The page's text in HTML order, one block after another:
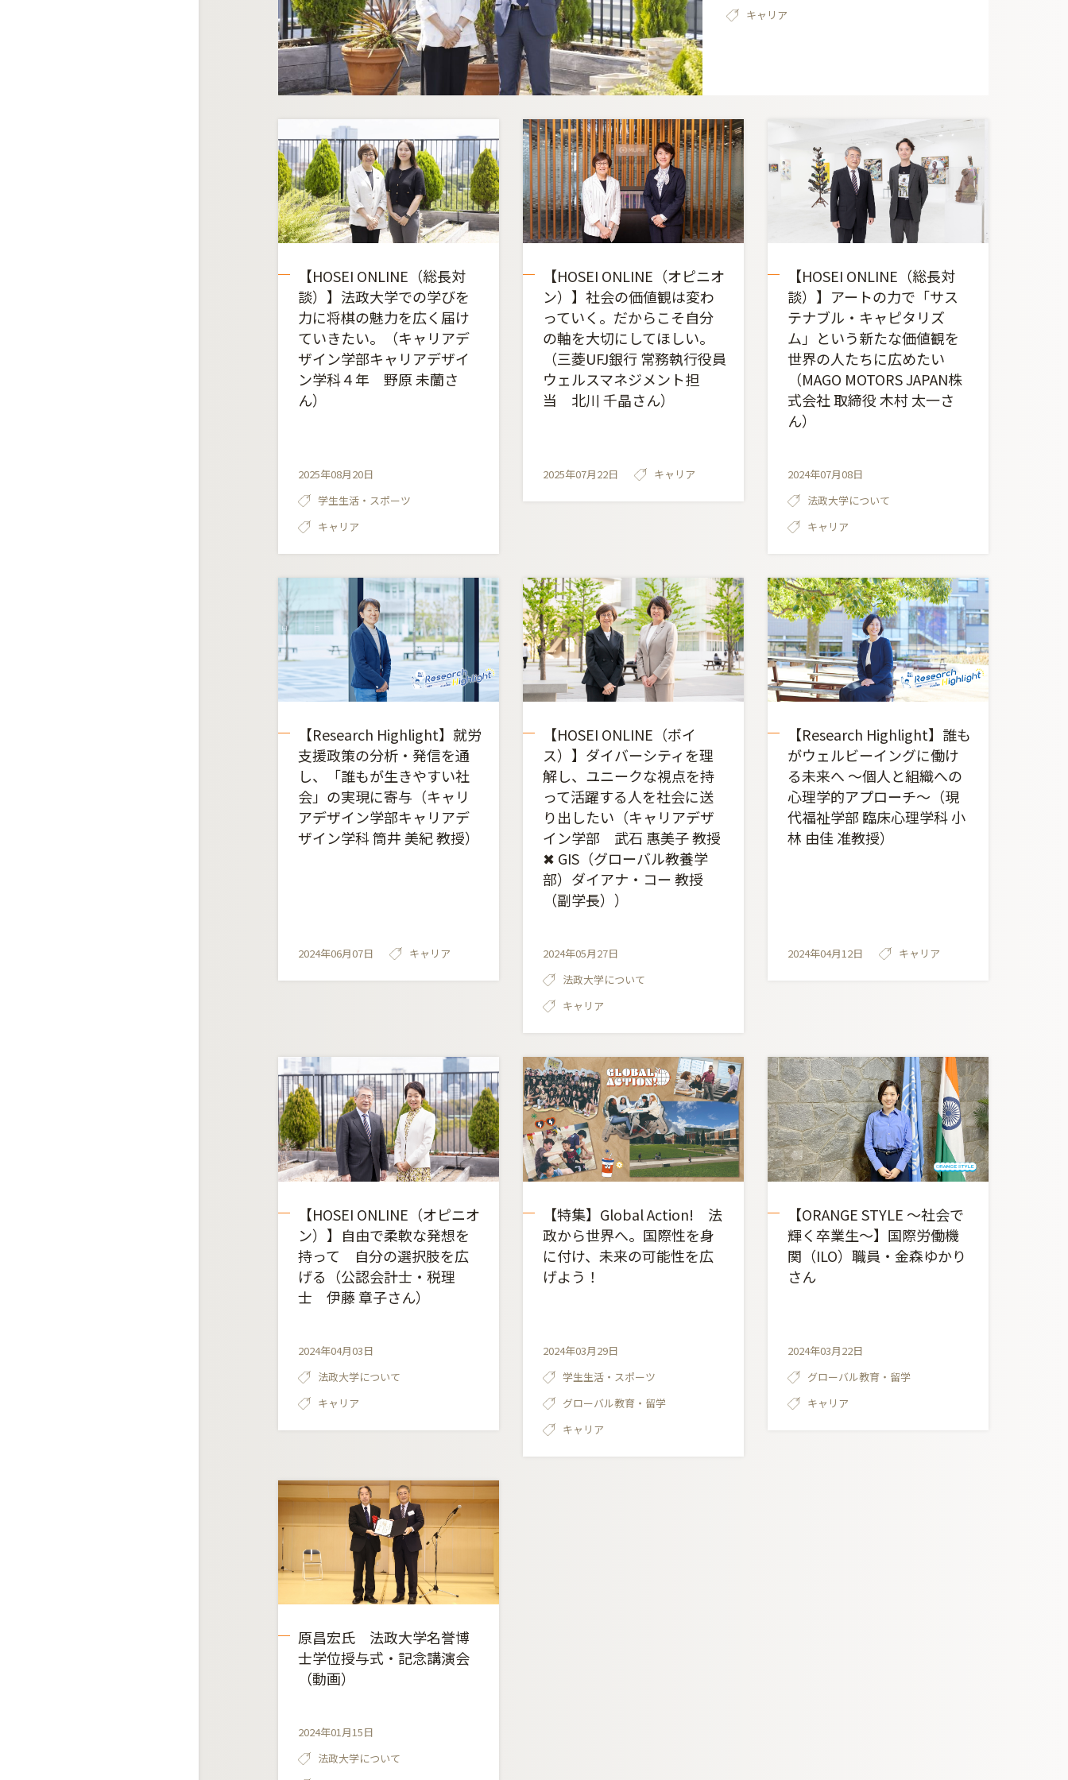
キャリア
【HOSEI ONLINE（総長対
談）】法政大学での学びを
力に将棋の魅力を広く届け
ていきたい。（キャリアデ
ザイン学部キャリアデザイ
ン学科４年 野原 未蘭さ
ん）
2025年08月20日
学生生活・スポーツ
キャリア
【HOSEI ONLINE（オピニオ
ン）】社会の価値観は変わ
っていく。だからこそ自分
の軸を大切にしてほしい。
（三菱UFJ銀行 常務執行役員
ウェルスマネジメント担
当 北川 千晶さん）
2025年07月22日 キャリア
【HOSEI ONLINE（総長対
談）】アートの力で「サス
テナブル・キャピタリズ
ム」という新たな価値観を
世界の人たちに広めたい
（MAGO MOTORS JAPAN株
式会社 取締役 木村 太一さ
ん）
2024年07月08日
法政大学について
キャリア
【Research Highlight】就労
支援政策の分析・発信を通
し、「誰もが生きやすい社
会」の実現に寄与（キャリ
アデザイン学部キャリアデ
ザイン学科 筒井 美紀 教授）
2024年06月07日 キャリア
【HOSEI ONLINE（ボイ
ス）】ダイバーシティを理
解し、ユニークな視点を持
って活躍する人を社会に送
り出したい（キャリアデザ
イン学部 武石 惠美子 教授
✖ GIS（グローバル教養学
部）ダイアナ・コー 教授
（副学長））
2024年05月27日
法政大学について
キャリア
【Research Highlight】誰も
がウェルビーイングに働け
る未来へ ～個人と組織への
心理学的アプローチ～（現
代福祉学部 臨床心理学科 小
林 由佳 准教授）
2024年04月12日 キャリア
【HOSEI ONLINE（オピニオ
ン）】自由で柔軟な発想を
持って 自分の選択肢を広
げる（公認会計士・税理
士 伊藤 章子さん）
2024年04月03日
法政大学について
キャリア
【特集】Global Action! 法
政から世界へ。国際性を身
に付け、未来の可能性を広
げよう！
2024年03月29日
学生生活・スポーツ
グローバル教育・留学
キャリア
【ORANGE STYLE ～社会で
輝く卒業生～】国際労働機
関（ILO）職員・金森ゆかり
さん
2024年03月22日
グローバル教育・留学
キャリア
原昌宏氏 法政大学名誉博
士学位授与式・記念講演会
（動画）
2024年01月15日
法政大学について